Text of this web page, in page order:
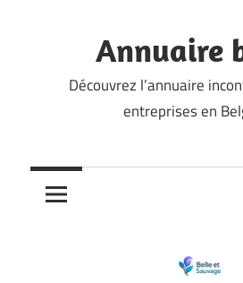
Annuaire
Découvrez l’annuaire
entreprises en